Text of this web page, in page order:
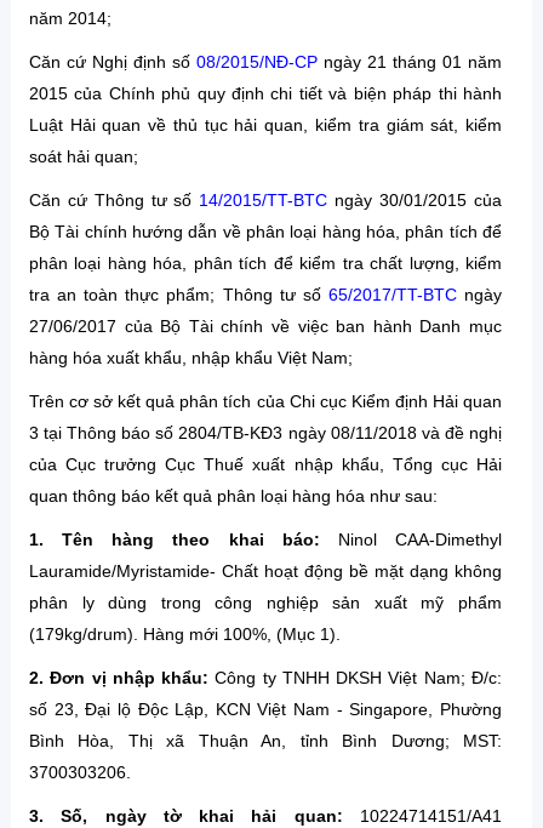
năm 2014;
Căn cứ Nghị định số 08/2015/NĐ-CP ngày 21 tháng 01 năm
2015 của Chính phủ quy định chi tiết và biện pháp thi hành
Luật Hải quan về thủ tục hải quan, kiểm tra giám sát, kiểm
soát hải quan;
Căn cứ Thông tư số 14/2015/TT-BTC ngày 30/01/2015 của
Bộ Tài chính hướng dẫn về phân loại hàng hóa, phân tích để
phân loại hàng hóa, phân tích để kiểm tra chất lượng, kiểm
tra an toàn thực phẩm; Thông tư số 65/2017/TT-BTCngày
27/06/2017 của Bộ Tài chính về việc ban hành Danh mục
hàng hóa xuất khẩu, nhập khẩu Việt Nam;
Trên cơ sở kết quả phân tích của Chi cục Kiểm định Hải quan
3 tại Thông báo số 2804/TB-KĐ3 ngày 08/11/2018 và đề nghị
của Cục trưởng Cục Thuế xuất nhập khẩu, Tổng cục Hải
quan thông báo kết quả phân loại hàng hóa như sau:
1. Tên hàng theo khai báo: Ninol CAA-Dimethyl
Lauramide/Myristamide- Chất hoạt động bề mặt dạng không
phân ly dùng trong công nghiệp sản xuất mỹ phẩm
(179kg/drum). Hàng mới 100%, (Mục 1).
2. Đơn vị nhập khẩu: Công ty TNHH DKSH Việt Nam; Đ/c:
số 23, Đại lộ Độc Lập, KCN Việt Nam - Singapore, Phường
Bình Hòa, Thị xã Thuận An, tỉnh Bình Dương; MST:
3700303206.
3. Số, ngày tờ khai hải quan: 10224714151/A41